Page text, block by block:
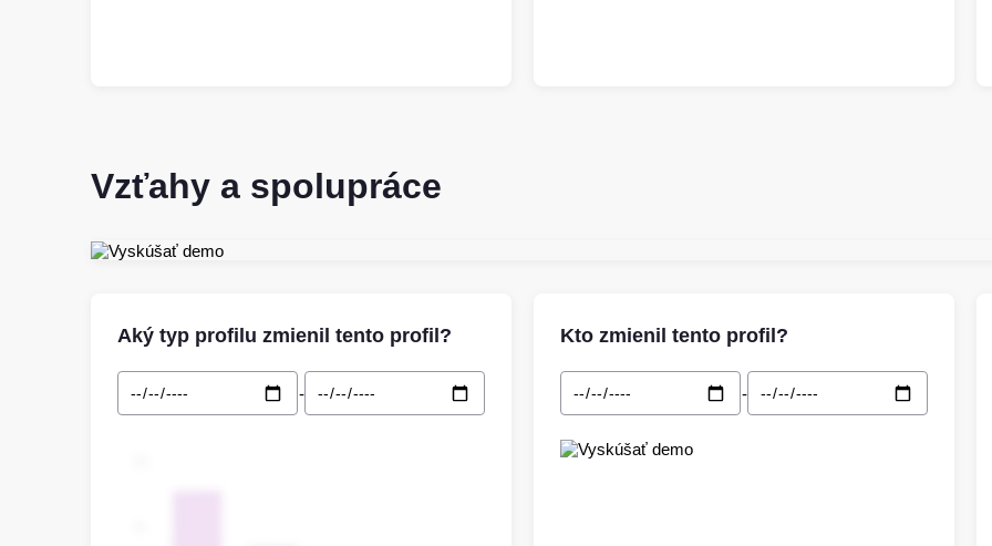
Vzťahy a spolupráce
Aký typ profilu zmienil tento profil?
-
Kto zmienil tento profil?
-